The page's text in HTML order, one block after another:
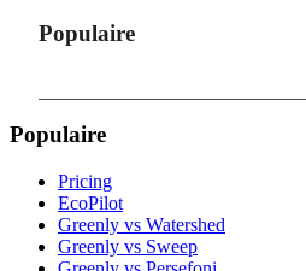
Populaire
Populaire
Pricing
EcoPilot
Greenly vs Watershed
Greenly vs Sweep